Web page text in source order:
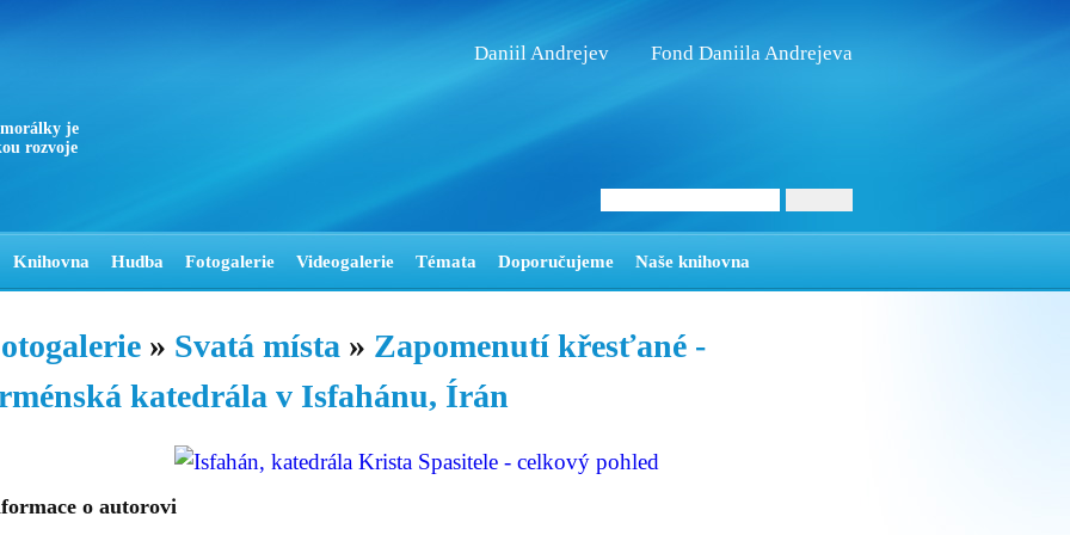
je
rozvoje
Daniil Andrejev Fond Daniila Andrejeva
Knihovna Hudba Fotogalerie Videogalerie Témata Doporučujeme Naše knihovna
» Svatá místa » Zapomenutí křesťané -
katedrála v Isfahánu, Írán
o autorovi